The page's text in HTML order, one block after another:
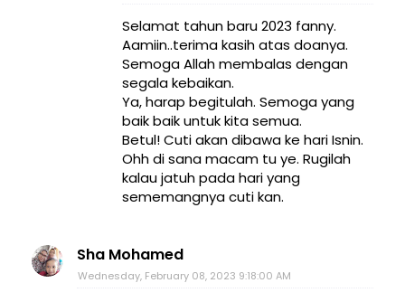
Selamat tahun baru 2023 fanny.
Aamiin..terima kasih atas doanya.
Semoga Allah membalas dengan
segala kebaikan.
Ya, harap begitulah. Semoga yang
baik baik untuk kita semua.
Betul! Cuti akan dibawa ke hari Isnin.
Ohh di sana macam tu ye. Rugilah
kalau jatuh pada hari yang
sememangnya cuti kan.
Sha Mohamed
Wednesday, February 08, 2023 9:18:00 AM